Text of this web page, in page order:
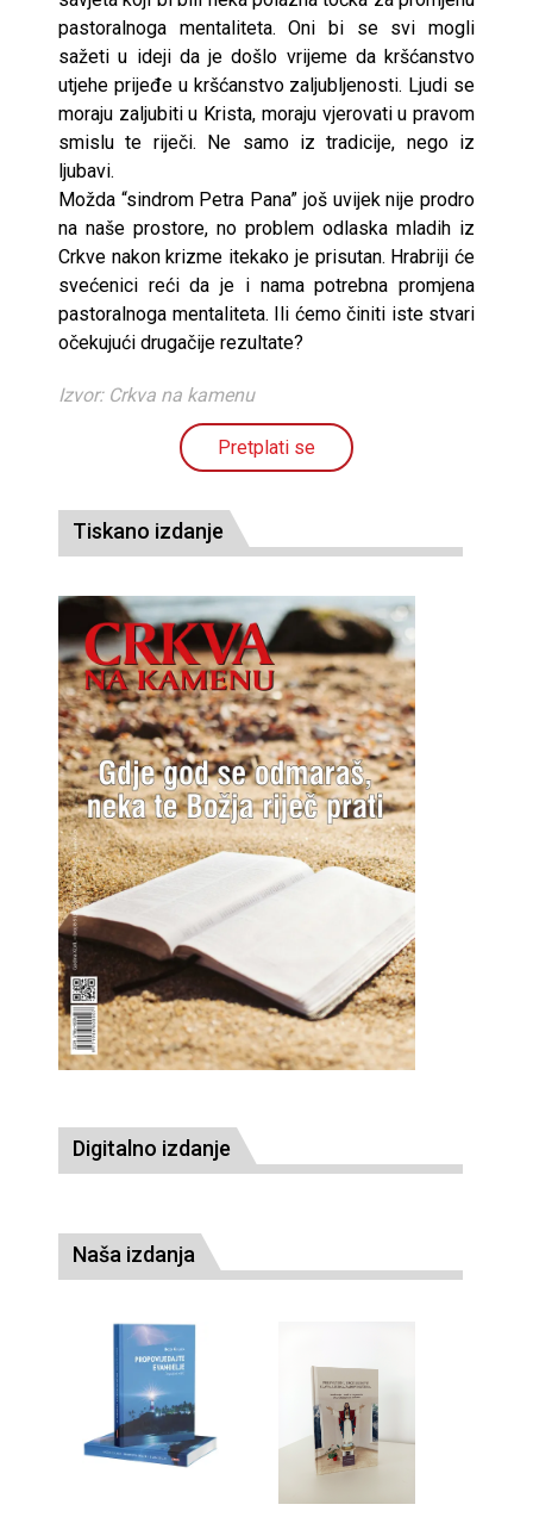
pastoralnoga mentaliteta. Oni bi se svi mogli
sažeti u ideji da je došlo vrijeme da kršćanstvo
utjehe prijeđe u kršćanstvo zaljubljenosti. Ljudi se
moraju zaljubiti u Krista, moraju vjerovati u pravom
smislu te riječi. Ne samo iz tradicije, nego iz
ljubavi.
Možda “sindrom Petra Pana” još uvijek nije prodro
na naše prostore, no problem odlaska mladih iz
Crkve nakon krizme itekako je prisutan. Hrabriji će
svećenici reći da je i nama potrebna promjena
pastoralnoga mentaliteta. Ili ćemo činiti iste stvari
očekujući drugačije rezultate?
Izvor: Crkva na kamenu
Pretplati se
Tiskano izdanje
Digitalno izdanje
Naša izdanja